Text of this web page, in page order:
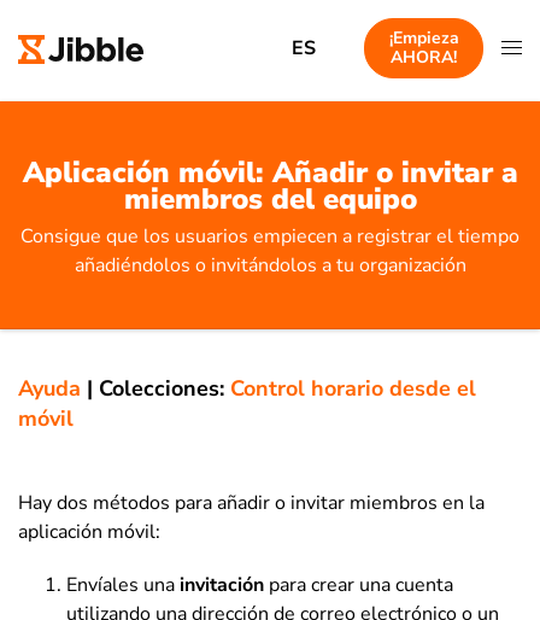
ES
¡Empieza
AHORA!
Aplicación móvil: Añadir o invitar a
miembros del equipo
Consigue que los usuarios empiecen a registrar el tiempo
añadiéndolos o invitándolos a tu organización
Ayuda | Colecciones: Control horario desde el
móvil
Hay dos métodos para añadir o invitar miembros en la
aplicación móvil:
Envíales unainvitación para crear una cuenta
utilizando una dirección de correo electrónico o un